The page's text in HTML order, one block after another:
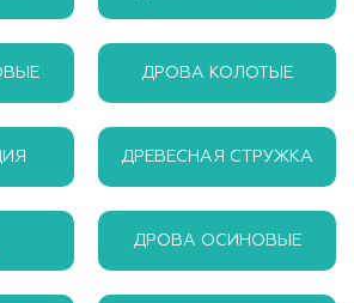
ДРОВА КОЛОТЫЕ
ДРЕВЕСНАЯ СТРУЖКА
ДРОВА ОСИНОВЫЕ